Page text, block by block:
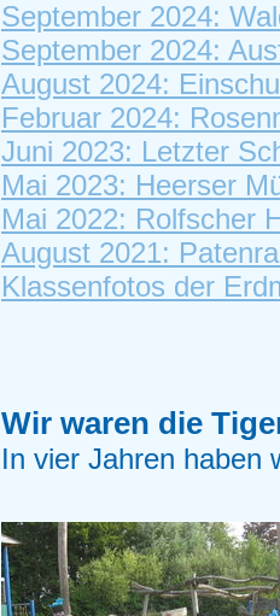
September 2024:
September 2024:
August 2024:
Februar 2024:
Juni 2023: Letzter
Mai 2023: Heerser
Mai 2022: Rolfscher
August 2021:
Klassenfotos der
Wir waren die
In vier Jahren haben